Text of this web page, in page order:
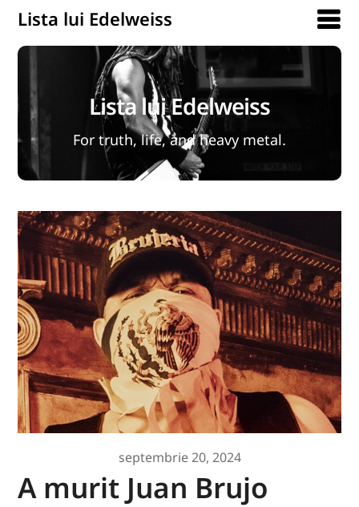
Lista lui Edelweiss
Lista lui Edelweiss
For truth, life, and heavy metal.
septembrie 20, 2024
A murit Juan Brujo